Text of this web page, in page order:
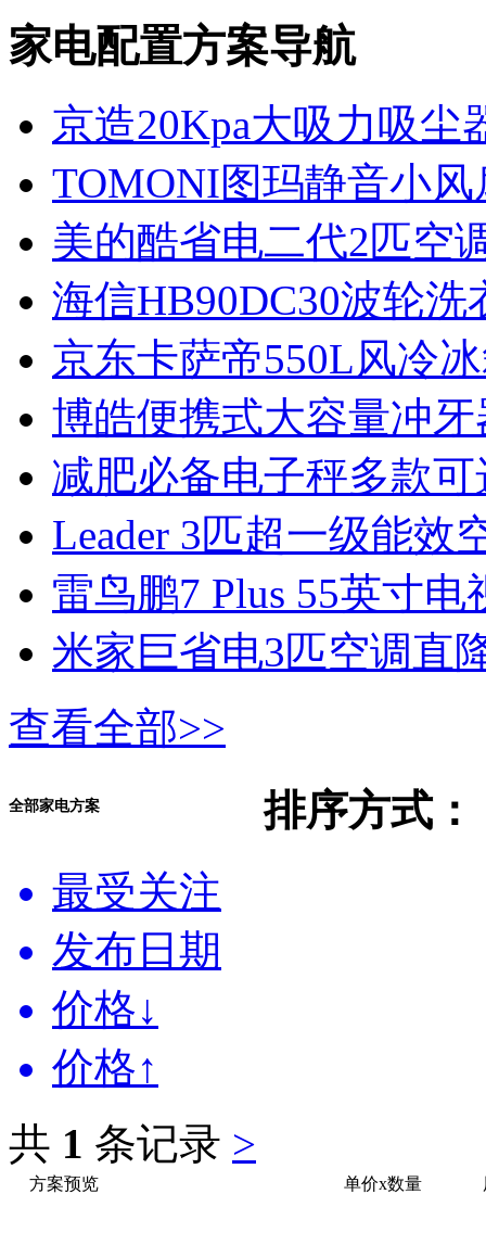
家电配置方案导航
京造20Kpa大吸力吸尘
TOMONI图玛静音小风
美的酷省电二代2匹空
海信HB90DC30波轮洗
京东卡萨帝550L风冷
博皓便携式大容量冲牙
减肥必备电子秤多款
Leader 3匹超一级能效
雷鸟鹏7 Plus 55英寸电
米家巨省电3匹空调直
查看全部>>
全部家电方案
排序方式：
最受关注
发布日期
价格↓
价格↑
共 1 条记录 >
方案预览 单价x数量